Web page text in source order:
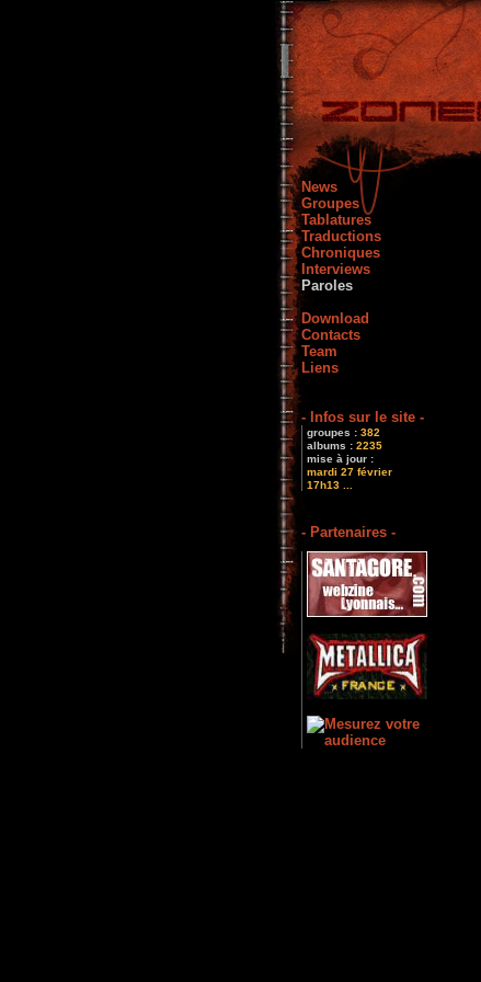
News
Groupes
Tablatures
Traductions
Chroniques
Interviews
Paroles
Download
Contacts
Team
Liens
- Infos sur le site -
groupes : 382
albums : 2235
mise à jour :
mardi 27 février
17h13 ...
- Partenaires -